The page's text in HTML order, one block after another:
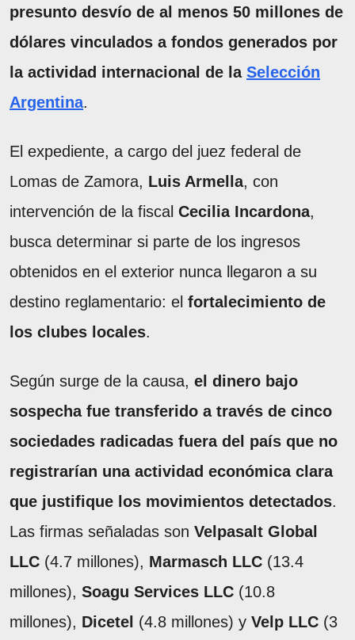
presunto desvío de al menos 50 millones de
dólares vinculados a fondos generados por
la actividad internacional de la Selección
Argentina.
El expediente, a cargo del juez federal de
Lomas de Zamora, Luis Armella, con
intervención de la fiscal Cecilia Incardona,
busca determinar si parte de los ingresos
obtenidos en el exterior nunca llegaron a su
destino reglamentario: el fortalecimiento de
los clubes locales.
Según surge de la causa, el dinero bajo
sospecha fue transferido a través de cinco
sociedades radicadas fuera del país que no
registrarían una actividad económica clara
que justifique los movimientos detectados.
Las firmas señaladas son Velpasalt Global
LLC (4.7 millones), Marmasch LLC (13.4
millones), Soagu Services LLC (10.8
millones), Dicetel (4.8 millones) y Velp LLC (3